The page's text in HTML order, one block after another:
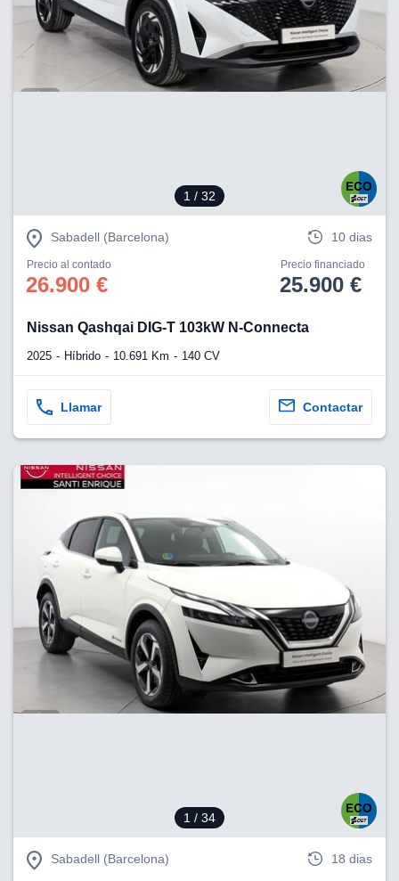
1 / 32
Sabadell (Barcelona) 10 dias
Precio al contado
26.900 €
Precio financiado
25.900 €
Nissan Qashqai DIG-T 103kW N-Connecta
2025 Híbrido 10.691 Km 140 CV
Llamar Contactar
1 / 34
Sabadell (Barcelona) 18 dias